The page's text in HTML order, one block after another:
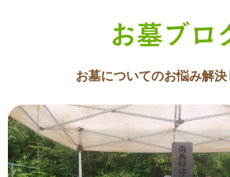
お墓ブロ
お墓についてのお悩み解決